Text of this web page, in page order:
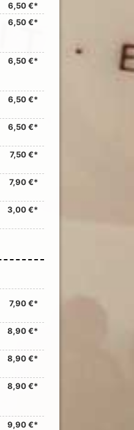
6,50 €*
6,50 €*
6,50 €*
6,50 €*
6,50 €*
7,50 €*
7,90 €*
3,00 €*
7,90 €*
8,90 €*
8,90 €*
8,90 €*
9,90 €*